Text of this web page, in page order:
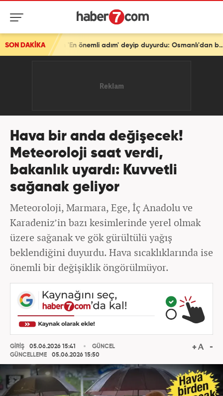
SON DAKİKA Türkiye'den tarihi mesaj! Bakan Fidan 'En önemli adım' deyip duyurdu: Osmanlı'dan beri...
Hava bir anda değişecek!
Meteoroloji saat verdi,
bakanlık uyardı: Kuvvetli
sağanak geliyor
Meteoroloji, Marmara, Ege, İç Anadolu ve
Karadeniz’in bazı kesimlerinde yerel olmak
üzere sağanak ve gök gürültülü yağış
beklendiğini duyurdu. Hava sıcaklıklarında ise
önemli bir değişiklik öngörülmüyor.
GİRİŞ
05.06.2026 15:41
GÜNCELLEME
05.06.2026 15:50
GÜNCEL